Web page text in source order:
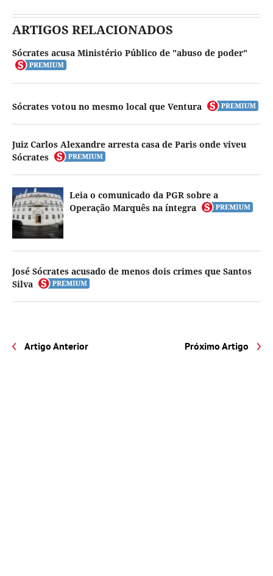
ARTIGOS RELACIONADOS
Sócrates acusa Ministério Público de "abuso de poder"
Sócrates votou no mesmo local que Ventura
Juiz Carlos Alexandre arresta casa de Paris onde viveu
Sócrates
Leia o comunicado da PGR sobre a
Operação Marquês na íntegra
José Sócrates acusado de menos dois crimes que Santos
Silva
Artigo Anterior Próximo Artigo